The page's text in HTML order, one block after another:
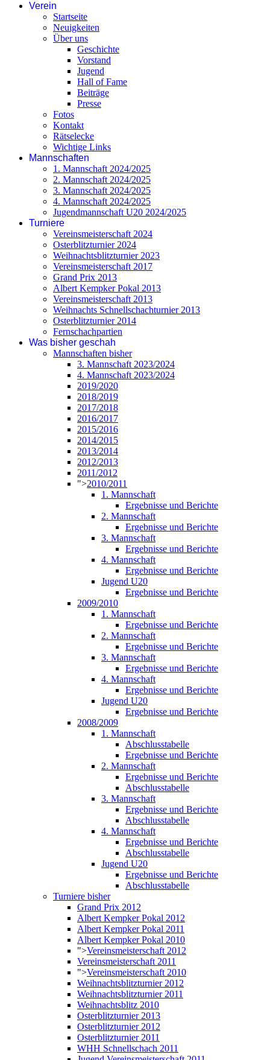
Verein
Startseite
Neuigkeiten
Über uns
Geschichte
Vorstand
Jugend
Hall of Fame
Beiträge
Presse
Fotos
Kontakt
Rätselecke
Wichtige Links
Mannschaften
1. Mannschaft 2024/2025
2. Mannschaft 2024/2025
3. Mannschaft 2024/2025
4. Mannschaft 2024/2025
Jugendmannschaft U20 2024/2025
Turniere
Vereinsmeisterschaft 2024
Osterblitzturnier 2024
Weihnachtsblitzturnier 2023
Vereinsmeisterschaft 2017
Grand Prix 2013
Albert Kempker Pokal 2013
Vereinsmeisterschaft 2013
Weihnachts Schnellschachturnier 2013
Osterblitzturnier 2014
Fernschachpartien
Was bisher geschah
Mannschaften bisher
3. Mannschaft 2023/2024
4. Mannschaft 2023/2024
2019/2020
2018/2019
2017/2018
2016/2017
2015/2016
2014/2015
2013/2014
2012/2013
2011/2012
">2010/2011
1. Mannschaft
Ergebnisse und Berichte
2. Mannschaft
Ergebnisse und Berichte
3. Mannschaft
Ergebnisse und Berichte
4. Mannschaft
Ergebnisse und Berichte
Jugend U20
Ergebnisse und Berichte
2009/2010
1. Mannschaft
Ergebnisse und Berichte
2. Mannschaft
Ergebnisse und Berichte
3. Mannschaft
Ergebnisse und Berichte
4. Mannschaft
Ergebnisse und Berichte
Jugend U20
Ergebnisse und Berichte
2008/2009
1. Mannschaft
Abschlusstabelle
Ergebnisse und Berichte
2. Mannschaft
Ergebnisse und Berichte
Abschlusstabelle
3. Mannschaft
Ergebnisse und Berichte
Abschlusstabelle
4. Mannschaft
Ergebnisse und Berichte
Abschlusstabelle
Jugend U20
Ergebnisse und Berichte
Abschlusstabelle
Turniere bisher
Grand Prix 2012
Albert Kempker Pokal 2012
Albert Kempker Pokal 2011
Albert Kempker Pokal 2010
">Vereinsmeisterschaft 2012
Vereinsmeisterschaft 2011
">Vereinsmeisterschaft 2010
Weihnachtsblitzturnier 2012
Weihnachtsblitzturnier 2011
Weihnachtsblitz 2010
Osterblitzturnier 2013
Osterblitzturnier 2012
Osterblitzturnier 2011
WHH Schnellschach 2011